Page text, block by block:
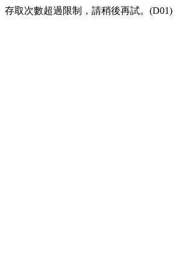
存取次數超過限制，請稍後再試。(D01)